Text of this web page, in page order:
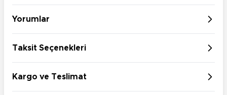
Yorumlar
Taksit Seçenekleri
Kargo ve Teslimat